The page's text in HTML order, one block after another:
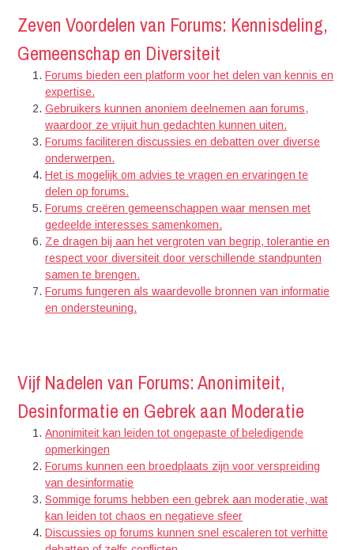
Zeven Voordelen van Forums: Kennisdeling,
Gemeenschap en Diversiteit
Forums bieden een platform voor het delen van kennis en
expertise.
Gebruikers kunnen anoniem deelnemen aan forums,
waardoor ze vrijuit hun gedachten kunnen uiten.
Forums faciliteren discussies en debatten over diverse
onderwerpen.
Het is mogelijk om advies te vragen en ervaringen te
delen op forums.
Forums creëren gemeenschappen waar mensen met
gedeelde interesses samenkomen.
Ze dragen bij aan het vergroten van begrip, tolerantie en
respect voor diversiteit door verschillende standpunten
samen te brengen.
Forums fungeren als waardevolle bronnen van informatie
en ondersteuning.
Vijf Nadelen van Forums: Anonimiteit,
Desinformatie en Gebrek aan Moderatie
Anonimiteit kan leiden tot ongepaste of beledigende
opmerkingen
Forums kunnen een broedplaats zijn voor verspreiding
van desinformatie
Sommige forums hebben een gebrek aan moderatie, wat
kan leiden tot chaos en negatieve sfeer
Discussies op forums kunnen snel escaleren tot verhitte